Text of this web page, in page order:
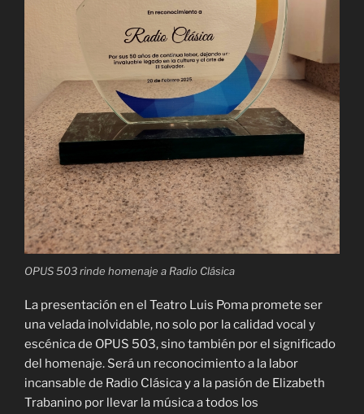
OPUS 503 rinde homenaje a Radio Clásica
La presentación en el Teatro Luis Poma promete ser
una velada inolvidable, no solo por la calidad vocal y
escénica de OPUS 503, sino también por el significado
del homenaje. Será un reconocimiento a la labor
incansable de Radio Clásica y a la pasión de Elizabeth
Trabanino por llevar la música a todos los